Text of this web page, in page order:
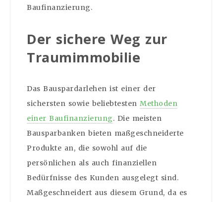
Baufinanzierung.
Der sichere Weg zur
Traumimmobilie
Das Bauspardarlehen ist einer der
sichersten sowie beliebtestenMethoden
einer Baufinanzierung. Die meisten
Bausparbanken bieten maßgeschneiderte
Produkte an, die sowohl auf die
persönlichen als auch finanziellen
Bedürfnisse des Kunden ausgelegt sind.
Maßgeschneidert aus diesem Grund, da es